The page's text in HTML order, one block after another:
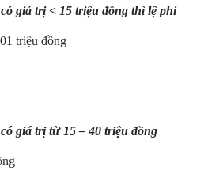
giá trị < 15 triệu đồng thì lệ phí
triệu đồng
giá trị từ 15 – 40 triệu đồng